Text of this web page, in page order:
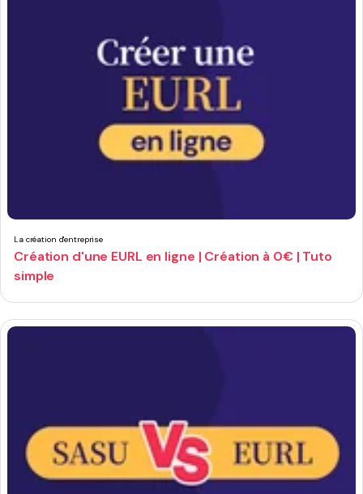
La création d'entreprise
Création d'une EURL en ligne | Création à 0€ | Tuto
simple